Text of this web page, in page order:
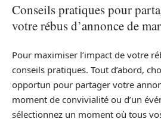
Conseils pratiques pour
votre rébus d’annonce de
Pour maximiser l’impact de votre
conseils pratiques. Tout d’abord,
opportun pour partager votre
moment de convivialité ou d’un
sélectionnez un moment où tous